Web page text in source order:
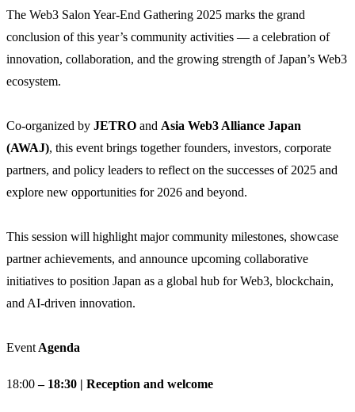
​The Web3 Salon Year-End Gathering 2025 marks the grand
conclusion of this year’s community activities — a celebration of
innovation, collaboration, and the growing strength of Japan’s Web3
ecosystem.
Co-organized by JETRO and Asia Web3 Alliance Japan
(AWAJ), this event brings together founders, investors, corporate
partners, and policy leaders to reflect on the successes of 2025 and
explore new opportunities for 2026 and beyond.
This session will highlight major community milestones, showcase
partner achievements, and announce upcoming collaborative
initiatives to position Japan as a global hub for Web3, blockchain,
and AI-driven innovation.
Event Agenda
​18:00– 18:30 | Reception and welcome